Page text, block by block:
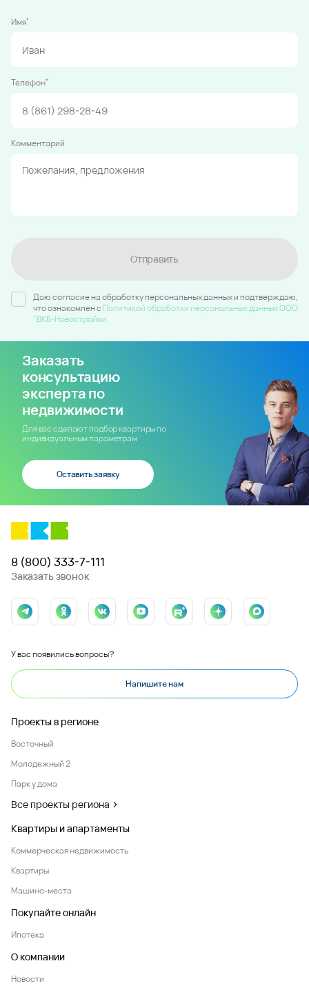
Имя*
Телефон*
Комментарий
Отправить
Даю согласие на обработку персональных данных и подтверждаю,
что ознакомлен c Политикой обработки персональных данных ООО
"ВКБ-Новостройки
Заказать
консультацию
эксперта по
недвижимости
Для вас сделают подбор квартиры по
индивидуальным параметрам
Оставить заявку
8 (800) 333-7-111
Заказать звонок
У вас появились вопросы?
Напишите нам
Проекты в регионе
Восточный
Молодежный 2
Парк у дома
Все проекты региона
Квартиры и апартаменты
Коммерческая недвижимость
Квартиры
Машино-места
Покупайте онлайн
Ипотека
О компании
Новости